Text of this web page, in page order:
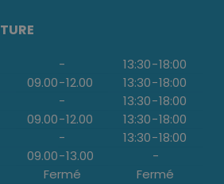
- 13:30-18:00
09.00-12.00 13:30-18:00
- 13:30-18:00
09.00-12.00 13:30-18:00
- 13:30-18:00
09.00-13.00
-
Fermé Fermé